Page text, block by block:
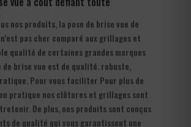
nos produits, la pose de brise vue de
pas cher comparé aux grillages et
qualité de certaines grandes marques
brise vue est de qualité. robuste,
Pour vous faciliter Pour plus de
pratique nos clôtures et grillages sont
De plus, nos produits sont conçus
de qualité qui vous garantissent une